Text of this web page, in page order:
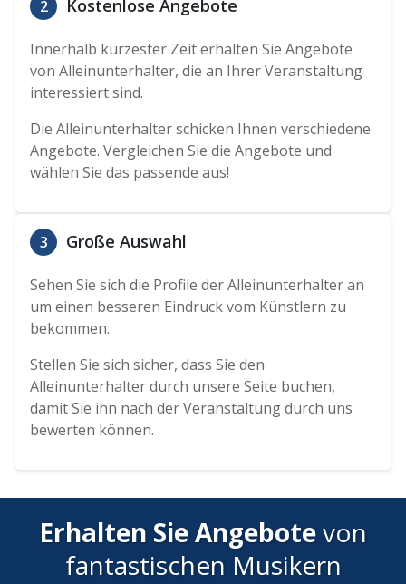
2 Kostenlose Angebote
Innerhalb kürzester Zeit erhalten Sie Angebote
von Alleinunterhalter, die an Ihrer Veranstaltung
interessiert sind.
Die Alleinunterhalter schicken Ihnen verschiedene
Angebote. Vergleichen Sie die Angebote und
wählen Sie das passende aus!
3 Große Auswahl
Sehen Sie sich die Profile der Alleinunterhalter an
um einen besseren Eindruck vom Künstlern zu
bekommen.
Stellen Sie sich sicher, dass Sie den
Alleinunterhalter durch unsere Seite buchen,
damit Sie ihn nach der Veranstaltung durch uns
bewerten können.
Erhalten Sie Angebotevon
fantastischen Musikern